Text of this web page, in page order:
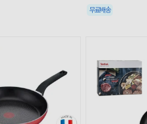
무료배송